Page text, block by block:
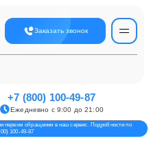
Заказать звонок
+7 (800) 100-49-87
Ежедневно с 9:00 до 21:00
первом обращении в наш сервис. Подробности по
100-49-87